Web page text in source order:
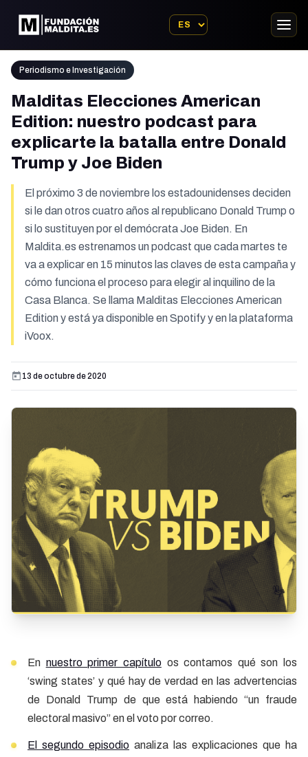
Periodismo e Investigación
Malditas Elecciones American
Edition: nuestro podcast para
explicarte la batalla entre Donald
Trump y Joe Biden
El próximo 3 de noviembre los estadounidenses deciden
si le dan otros cuatro años al republicano Donald Trump o
si lo sustituyen por el demócrata Joe Biden. En
Maldita.es estrenamos un podcast que cada martes te
va a explicar en 15 minutos las claves de esta campaña y
cómo funciona el proceso para elegir al inquilino de la
Casa Blanca. Se llama Malditas Elecciones American
Edition y está ya disponible en Spotify y en la plataforma
iVoox.
13 de octubre de 2020
En nuestro primer capítuloos contamos qué son los
‘swing states’ y qué hay de verdad en las advertencias
de Donald Trump de que está habiendo “un fraude
electoral masivo” en el voto por correo.
El segundo episodio analiza las explicaciones que ha